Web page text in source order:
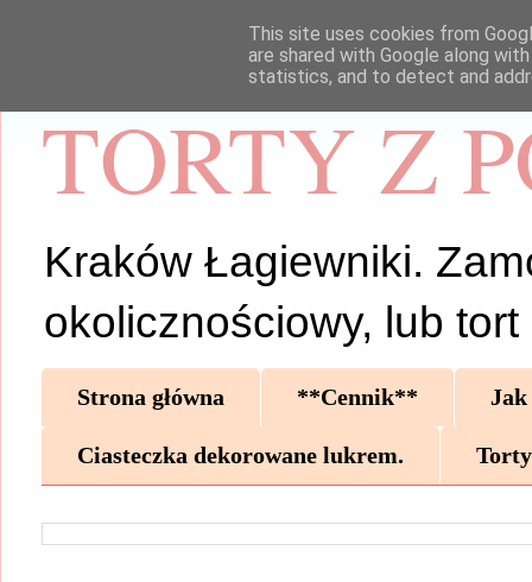
TORTY Z
Kraków Łagiewniki.
okolicznościowy, lub tort
Strona główna **Cennik** Jak
Ciasteczka dekorowane lukrem.
This site uses cookies from
are shared with Google along
statistics, and to detect and